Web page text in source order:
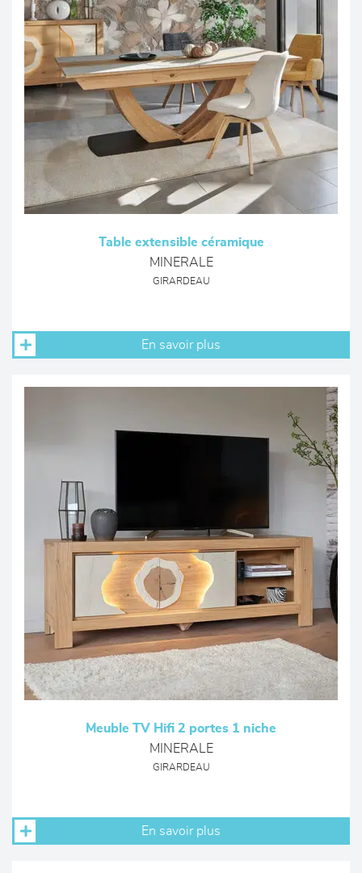
Table extensible céramique
MINERALE
GIRARDEAU
En savoir plus
Meuble TV Hifi 2 portes 1 niche
MINERALE
GIRARDEAU
En savoir plus